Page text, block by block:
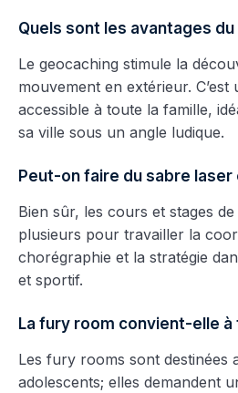
Quels sont les avantages
Le geocaching stimule la
mouvement en extérieur.
accessible à toute la famille,
sa ville sous un angle ludique.
Peut-on faire du sabre laser
Bien sûr, les cours et stages
plusieurs pour travailler la
chorégraphie et la stratégie
et sportif.
La fury room convient-elle à
Les fury rooms sont destinées
adolescents; elles demandent